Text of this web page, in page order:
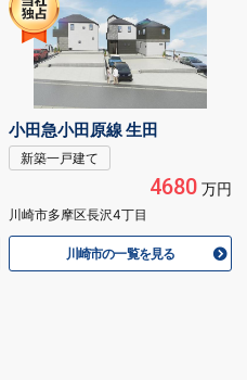
小田急小田原線 生田
新築一戸建て
4680万円
川崎市多摩区長沢4丁目
川崎市の一覧を見る